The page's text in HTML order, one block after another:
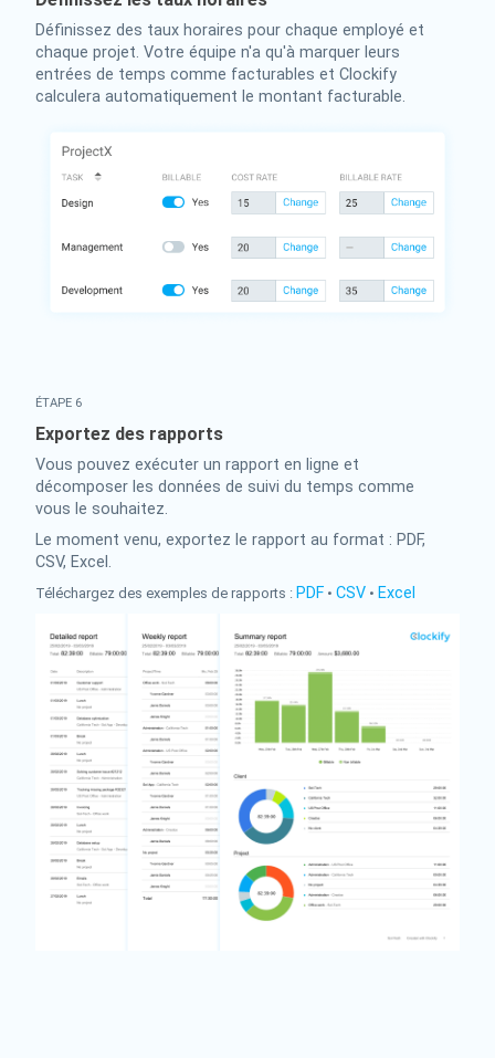
Définissez des taux horaires pour chaque employé et
chaque projet. Votre équipe n'a qu'à marquer leurs
entrées de temps comme facturables et Clockify
calculera automatiquement le montant facturable.
ÉTAPE 6
Exportez des rapports
Vous pouvez exécuter un rapport en ligne et
décomposer les données de suivi du temps comme
vous le souhaitez.
Le moment venu, exportez le rapport au format : PDF,
CSV, Excel.
Téléchargez des exemples de rapports : PDF • CSV • Excel